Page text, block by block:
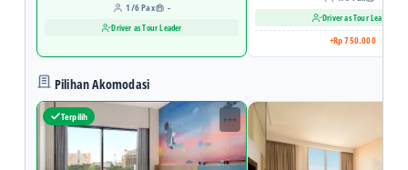
1/6 Pax -
Driver as Tour Leader
Driver as Tour Leader
+Rp 750.000
Pilihan Akomodasi
Terpilih ⭐⭐⭐